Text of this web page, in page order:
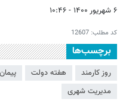
۶ شهریور ۱۴۰۰ - ۱۰:۴۶
کد مطلب: 12607
برچسب‌ها
روز کارمند هفته دولت
مدیریت شهری